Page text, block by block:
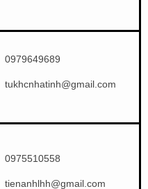
0979649689
tukhcnhatinh@gmail.com
0975510558
tienanhlhh@gmail.com